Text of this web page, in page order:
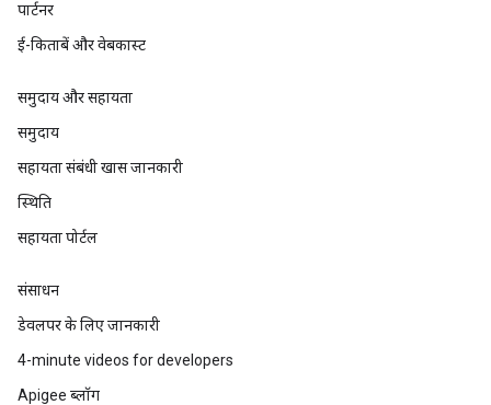
पार्टनर
ई-किताबें और वेबकास्ट
समुदाय और सहायता
समुदाय
सहायता संबंधी खास जानकारी
स्थिति
सहायता पोर्टल
संसाधन
डेवलपर के लिए जानकारी
4-minute videos for developers
Apigee ब्लॉग